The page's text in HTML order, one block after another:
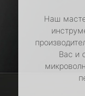
Наш
Вас и